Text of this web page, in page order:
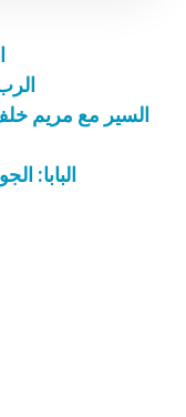
السير مع مريم
البابا: